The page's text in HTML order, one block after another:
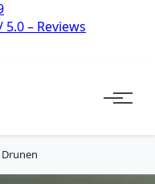
5.0 – Reviews